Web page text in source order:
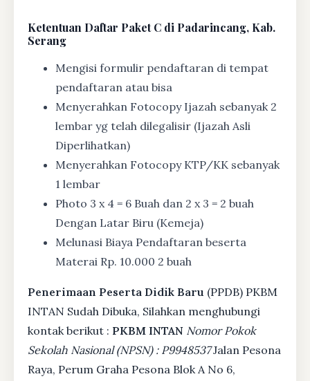
Ketentuan Daftar Paket C di Padarincang, Kab.
Serang
Mengisi formulir pendaftaran di tempat
pendaftaran atau bisa
Menyerahkan Fotocopy Ijazah sebanyak 2
lembar yg telah dilegalisir (Ijazah Asli
Diperlihatkan)
Menyerahkan Fotocopy KTP/KK sebanyak
1 lembar
Photo 3 x 4 = 6 Buah dan 2 x 3 = 2 buah
Dengan Latar Biru (Kemeja)
Melunasi Biaya Pendaftaran beserta
Materai Rp. 10.000 2 buah
Penerimaan Peserta Didik Baru (PPDB) PKBM
INTAN Sudah Dibuka, Silahkan menghubungi
kontak berikut : PKBM INTAN Nomor Pokok
Sekolah Nasional (NPSN) : P9948537Jalan Pesona
Raya, Perum Graha Pesona Blok A No 6,